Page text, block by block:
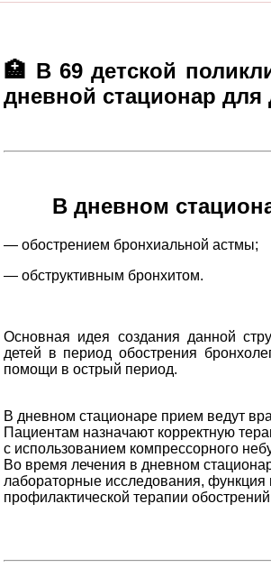
🏥 В 69 детской
дневной стационар для
В дневном
— обострением бронхиальной астмы;
— обструктивным бронхитом.
Основная идея создания данной
детей в период обострения
помощи в острый период.
В дневном стационаре прием ведут
Пациентам назначают корректную
с использованием компрессорного
Во время лечения в дневном
лабораторные исследования,
профилактической терапии